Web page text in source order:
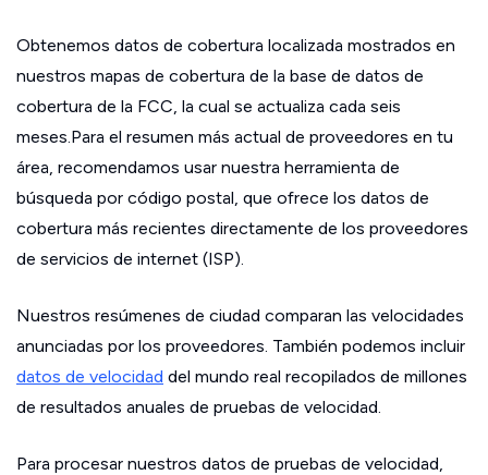
Obtenemos datos de cobertura localizada mostrados en
nuestros mapas de cobertura de la base de datos de
cobertura de la FCC, la cual se actualiza cada seis
meses.Para el resumen más actual de proveedores en tu
área, recomendamos usar nuestra herramienta de
búsqueda por código postal, que ofrece los datos de
cobertura más recientes directamente de los proveedores
de servicios de internet (ISP).
Nuestros resúmenes de ciudad comparan las velocidades
anunciadas por los proveedores. También podemos incluir
datos de velocidad del mundo real recopilados de millones
de resultados anuales de pruebas de velocidad.
Para procesar nuestros datos de pruebas de velocidad,